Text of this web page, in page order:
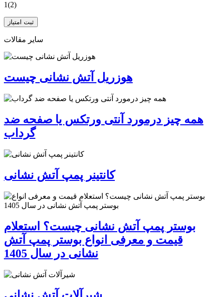
1(2)
ثبت امتیاز
سایر مقالات
هوزریل آتش نشانی چیست
همه چیز درمورد آنتی ورتکس یا صفحه ضد
گرداب
کانتینر پمپ آتش نشانی
بوستر پمپ آتش نشانی چیست؟ استعلام
قیمت و معرفی انواع بوستر پمپ آتش
نشانی در سال 1405